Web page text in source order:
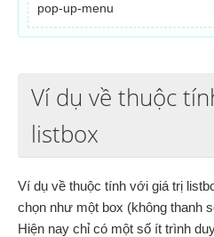
pop-up-menu
Ví dụ về thuộc
listbox
Ví dụ về thuộc tính với giá trị
chọn như một box (không thanh
Hiện nay chỉ có một số ít trình